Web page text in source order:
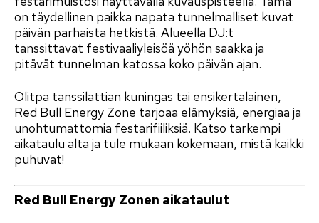
on täydellinen paikka napata tunnelmalliset kuvat
päivän parhaista hetkistä. Alueella DJ:t
tanssittavat festivaaliyleisöä yöhön saakka ja
pitävät tunnelman katossa koko päivän ajan.
Olitpa tanssilattian kuningas tai ensikertalainen,
Red Bull Energy Zone tarjoaa elämyksiä, energiaa ja
unohtumattomia festarifiiliksiä. Katso tarkempi
aikataulu alta ja tule mukaan kokemaan, mistä kaikki
puhuvat!
Red Bull Energy Zonen aikataulut